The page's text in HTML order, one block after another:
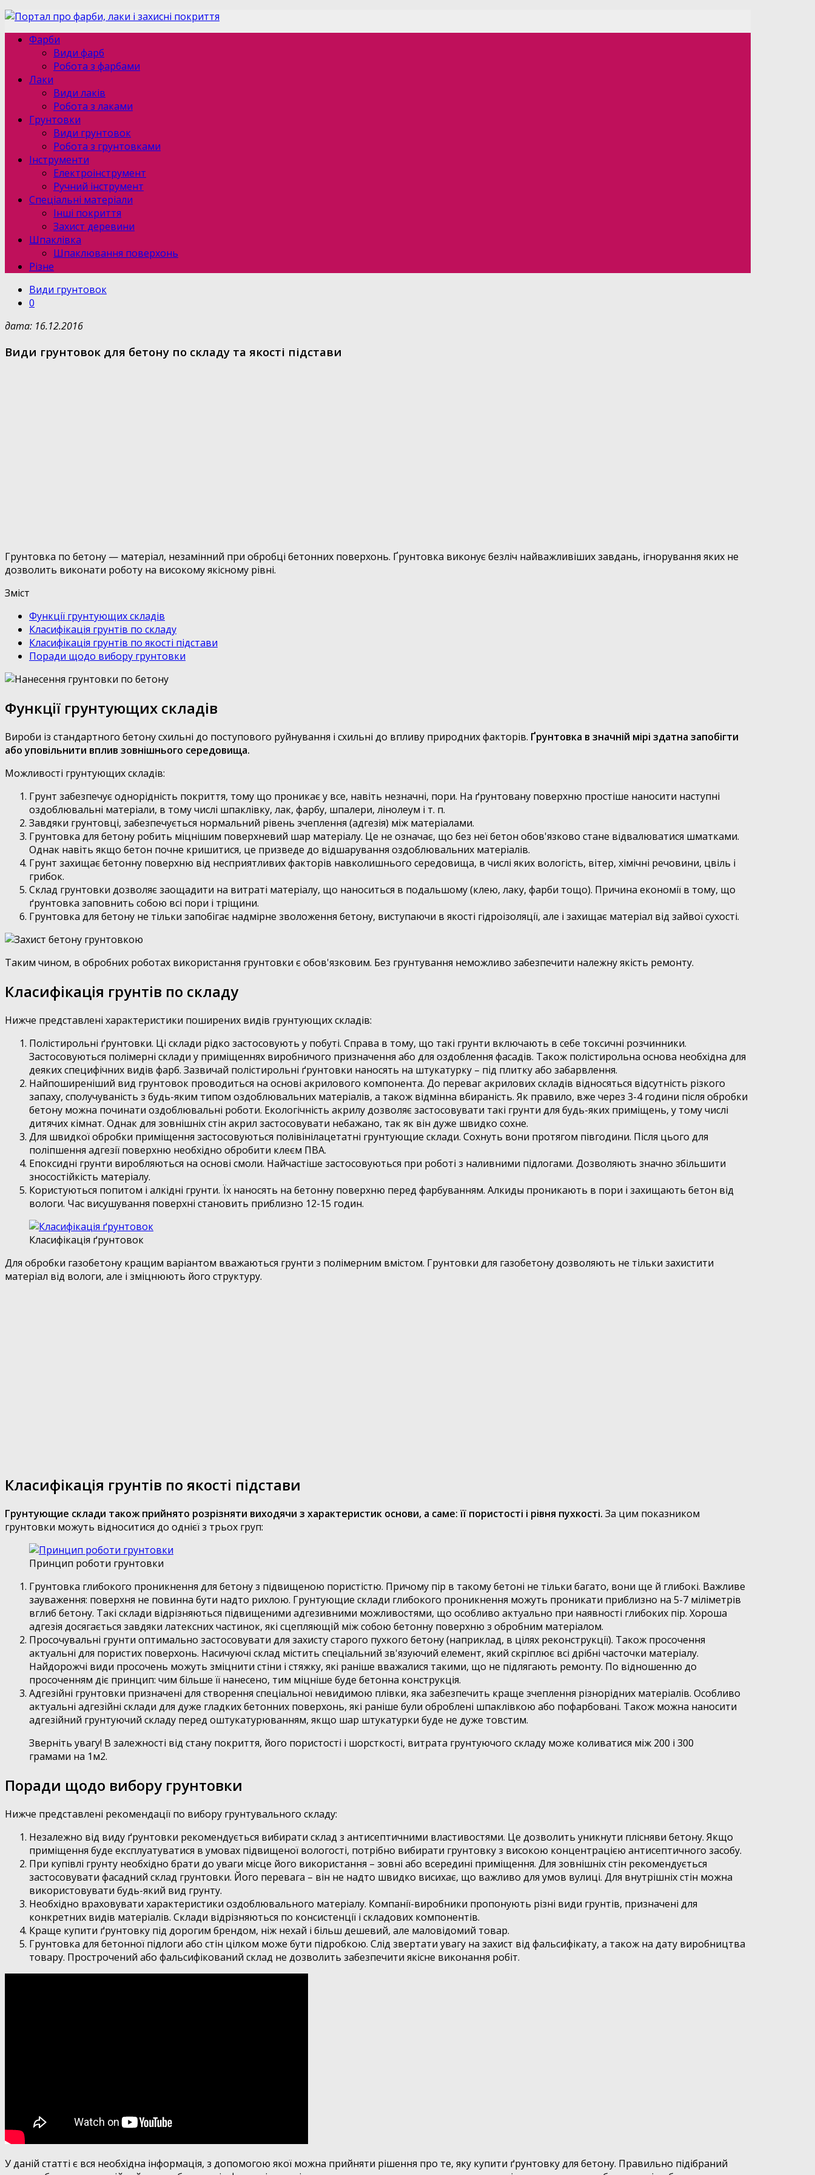
Фарби
Види фарб
Робота з фарбами
Лаки
Види лаків
Робота з лаками
Грунтовки
Види грунтовок
Робота з грунтовками
Інструменти
Електроінструмент
Ручний інструмент
Спеціальні матеріали
Інші покриття
Захист деревини
Шпаклівка
Шпаклювання поверхонь
Різне
Види грунтовок
0
дата: 16.12.2016
Види грунтовок для бетону по складу та якості підстави
Грунтовка по бетону — матеріал, незамінний при обробці бетонних поверхонь. Ґрунтовка виконує безліч найважливіших завдань, ігнорування яких не
дозволить виконати роботу на високому якісному рівні.
Зміст
Функції грунтующих складів
Класифікація грунтів по складу
Класифікація грунтів по якості підстави
Поради щодо вибору грунтовки
Функції грунтующих складів
Вироби із стандартного бетону схильні до поступового руйнування і схильні до впливу природних факторів. Ґрунтовка в значній мірі здатна запобігти
або уповільнити вплив зовнішнього середовища.
Можливості грунтующих складів:
Грунт забезпечує однорідність покриття, тому що проникає у все, навіть незначні, пори. На ґрунтовану поверхню простіше наносити наступні
оздоблювальні матеріали, в тому числі шпаклівку, лак, фарбу, шпалери, лінолеум і т. п.
Завдяки грунтовці, забезпечується нормальний рівень зчеплення (адгезія) між матеріалами.
Грунтовка для бетону робить міцнішим поверхневий шар матеріалу. Це не означає, що без неї бетон обов'язково стане відвалюватися шматками.
Однак навіть якщо бетон почне кришитися, це призведе до відшарування оздоблювальних матеріалів.
Грунт захищає бетонну поверхню від несприятливих факторів навколишнього середовища, в числі яких вологість, вітер, хімічні речовини, цвіль і
грибок.
Склад грунтовки дозволяє заощадити на витраті матеріалу, що наноситься в подальшому (клею, лаку, фарби тощо). Причина економії в тому, що
ґрунтовка заповнить собою всі пори і тріщини.
Грунтовка для бетону не тільки запобігає надмірне зволоження бетону, виступаючи в якості гідроізоляції, але і захищає матеріал від зайвої сухості.
Таким чином, в обробних роботах використання грунтовки є обов'язковим. Без грунтування неможливо забезпечити належну якість ремонту.
Класифікація грунтів по складу
Нижче представлені характеристики поширених видів грунтующих складів:
Полістирольні ґрунтовки. Ці склади рідко застосовують у побуті. Справа в тому, що такі грунти включають в себе токсичні розчинники.
Застосовуються полімерні склади у приміщеннях виробничого призначення або для оздоблення фасадів. Також полістирольна основа необхідна для
деяких специфічних видів фарб. Зазвичай полістирольні ґрунтовки наносять на штукатурку – під плитку або забарвлення.
Найпоширеніший вид грунтовок проводиться на основі акрилового компонента. До переваг акрилових складів відносяться відсутність різкого
запаху, сполучуваність з будь-яким типом оздоблювальних матеріалів, а також відмінна вбираність. Як правило, вже через 3-4 години після обробки
бетону можна починати оздоблювальні роботи. Екологічність акрилу дозволяє застосовувати такі грунти для будь-яких приміщень, у тому числі
дитячих кімнат. Однак для зовнішніх стін акрил застосовувати небажано, так як він дуже швидко сохне.
Для швидкої обробки приміщення застосовуються полівінілацетатні грунтующие склади. Сохнуть вони протягом півгодини. Після цього для
поліпшення адгезії поверхню необхідно обробити клеєм ПВА.
Епоксидні грунти виробляються на основі смоли. Найчастіше застосовуються при роботі з наливними підлогами. Дозволяють значно збільшити
зносостійкість матеріалу.
Користуються попитом і алкідні грунти. Їх наносять на бетонну поверхню перед фарбуванням. Алкиды проникають в пори і захищають бетон від
вологи. Час висушування поверхні становить приблизно 12-15 годин.
Класифікація ґрунтовок
Для обробки газобетону кращим варіантом вважаються грунти з полімерним вмістом. Грунтовки для газобетону дозволяють не тільки захистити
матеріал від вологи, але і зміцнюють його структуру.
Класифікація грунтів по якості підстави
Грунтующие склади також прийнято розрізняти виходячи з характеристик основи, а саме: її пористості і рівня пухкості. За цим показником
грунтовки можуть відноситися до однієї з трьох груп:
Принцип роботи грунтовки
Грунтовка глибокого проникнення для бетону з підвищеною пористістю. Причому пір в такому бетоні не тільки багато, вони ще й глибокі. Важливе
зауваження: поверхня не повинна бути надто рихлою. Грунтующие склади глибокого проникнення можуть проникати приблизно на 5-7 міліметрів
вглиб бетону. Такі склади відрізняються підвищеними адгезивними можливостями, що особливо актуально при наявності глибоких пір. Хороша
адгезія досягається завдяки латексних частинок, які сцепляющій між собою бетонну поверхню з обробним матеріалом.
Просочувальні грунти оптимально застосовувати для захисту старого пухкого бетону (наприклад, в цілях реконструкції). Також просочення
актуальні для пористих поверхонь. Насичуючі склад містить спеціальний зв'язуючий елемент, який скріплює всі дрібні часточки матеріалу.
Найдорожчі види просочень можуть зміцнити стіни і стяжку, які раніше вважалися такими, що не підлягають ремонту. По відношенню до
просоченням діє принцип: чим більше її нанесено, тим міцніше буде бетонна конструкція.
Адгезійні грунтовки призначені для створення спеціальної невидимою плівки, яка забезпечить краще зчеплення різнорідних матеріалів. Особливо
актуальні адгезійні склади для дуже гладких бетонних поверхонь, які раніше були оброблені шпаклівкою або пофарбовані. Також можна наносити
адгезійний грунтуючий складу перед оштукатурюванням, якщо шар штукатурки буде не дуже товстим.
Зверніть увагу! В залежності від стану покриття, його пористості і шорсткості, витрата грунтуючого складу може коливатися між 200 і 300
грамами на 1м2.
Поради щодо вибору грунтовки
Нижче представлені рекомендації по вибору грунтувального складу:
Незалежно від виду ґрунтовки рекомендується вибирати склад з антисептичними властивостями. Це дозволить уникнути плісняви бетону. Якщо
приміщення буде експлуатуватися в умовах підвищеної вологості, потрібно вибирати грунтовку з високою концентрацією антисептичного засобу.
При купівлі грунту необхідно брати до уваги місце його використання – зовні або всередині приміщення. Для зовнішніх стін рекомендується
застосовувати фасадний склад грунтовки. Його перевага – він не надто швидко висихає, що важливо для умов вулиці. Для внутрішніх стін можна
використовувати будь-який вид грунту.
Необхідно враховувати характеристики оздоблювального матеріалу. Компанії-виробники пропонують різні види грунтів, призначені для
конкретних видів матеріалів. Склади відрізняються по консистенції і складових компонентів.
Краще купити ґрунтовку під дорогим брендом, ніж нехай і більш дешевий, але маловідомий товар.
Грунтовка для бетонної підлоги або стін цілком може бути підробкою. Слід звертати увагу на захист від фальсифікату, а також на дату виробництва
товару. Прострочений або фальсифікований склад не дозволить забезпечити якісне виконання робіт.
У даній статті є вся необхідна інформація, з допомогою якої можна прийняти рішення про те, яку купити ґрунтовку для бетону. Правильно підібраний